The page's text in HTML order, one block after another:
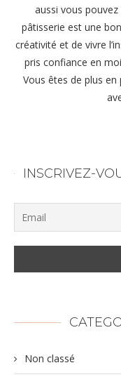
aussi vous
pâtisserie est une
créativité et de vivre
pris confiance en
Vous êtes de plus
INSCRIVEZ-
Non classé